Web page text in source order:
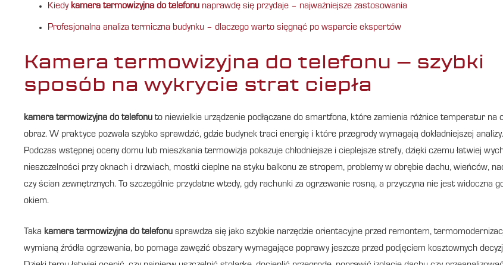
Kiedy kamera termowizyjna do telefonu naprawdę się przydaje – najważniejsze zastosowania
Profesjonalna analiza termiczna budynku – dlaczego warto sięgnąć po wsparcie ekspertów
Kamera termowizyjna do telefonu – szybki
sposób na wykrycie strat ciepła
kamera termowizyjna do telefonu to niewielkie urządzenie podłączane do smartfona, które zamienia różnice temperatur na
obraz. W praktyce pozwala szybko sprawdzić, gdzie budynek traci energię i które przegrody wymagają dokładniejszej analizy.
Podczas wstępnej oceny domu lub mieszkania termowizja pokazuje chłodniejsze i cieplejsze strefy, dzięki czemu łatwiej
nieszczelności przy oknach i drzwiach, mostki cieplne na styku balkonu ze stropem, problemy w obrębie dachu, wieńców,
czy ścian zewnętrznych. To szczególnie przydatne wtedy, gdy rachunki za ogrzewanie rosną, a przyczyna nie jest widoczna
okiem.
Taka kamera termowizyjna do telefonu sprawdza się jako szybkie narzędzie orientacyjne przed remontem,
wymianą źródła ogrzewania, bo pomaga zawęzić obszary wymagające poprawy jeszcze przed podjęciem kosztownych